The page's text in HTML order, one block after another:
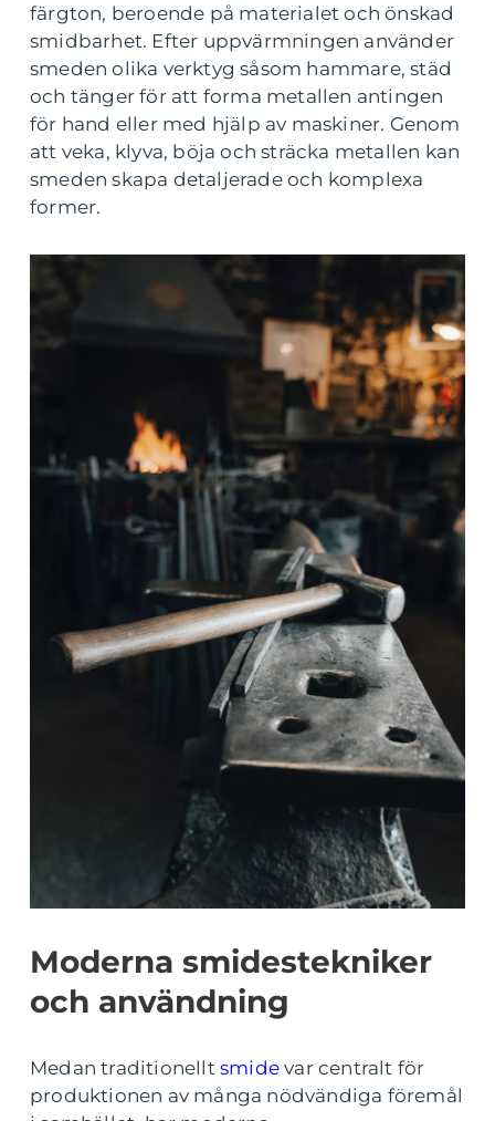
färgton, beroende på materialet och önskad
smidbarhet. Efter uppvärmningen använder
smeden olika verktyg såsom hammare, städ
och tänger för att forma metallen antingen
för hand eller med hjälp av maskiner. Genom
att veka, klyva, böja och sträcka metallen kan
smeden skapa detaljerade och komplexa
former.
Moderna smidestekniker
och användning
Medan traditionellt smide var centralt för
produktionen av många nödvändiga föremål